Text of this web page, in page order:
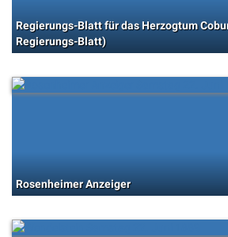
Regierungs-Blatt für das Herzogtum
Regierungs-Blatt)
Rosenheimer Anzeiger